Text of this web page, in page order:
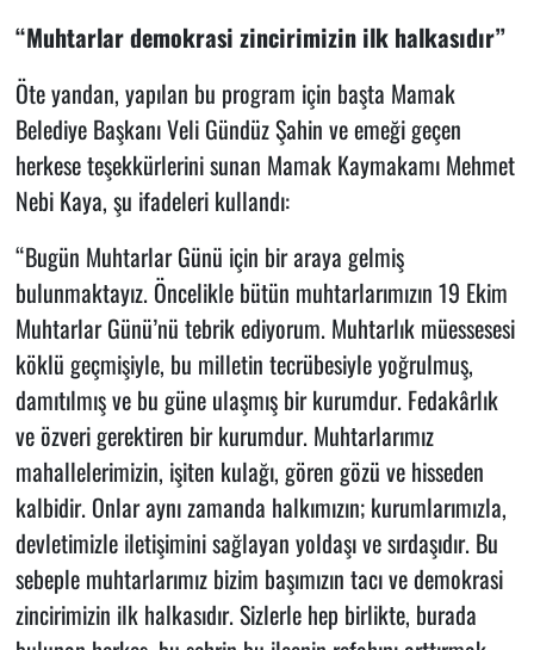
“Muhtarlar demokrasi zincirimizin ilk halkasıdır”
Öte yandan, yapılan bu program için başta Mamak
Belediye Başkanı Veli Gündüz Şahin ve emeği geçen
herkese teşekkürlerini sunan Mamak Kaymakamı Mehmet
Nebi Kaya, şu ifadeleri kullandı:
“Bugün Muhtarlar Günü için bir araya gelmiş
bulunmaktayız. Öncelikle bütün muhtarlarımızın 19 Ekim
Muhtarlar Günü’nü tebrik ediyorum. Muhtarlık müessesesi
köklü geçmişiyle, bu milletin tecrübesiyle yoğrulmuş,
damıtılmış ve bu güne ulaşmış bir kurumdur. Fedakârlık
ve özveri gerektiren bir kurumdur. Muhtarlarımız
mahallelerimizin, işiten kulağı, gören gözü ve hisseden
kalbidir. Onlar aynı zamanda halkımızın; kurumlarımızla,
devletimizle iletişimini sağlayan yoldaşı ve sırdaşıdır. Bu
sebeple muhtarlarımız bizim başımızın tacı ve demokrasi
zincirimizin ilk halkasıdır. Sizlerle hep birlikte, burada